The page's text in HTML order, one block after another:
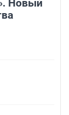
Новый